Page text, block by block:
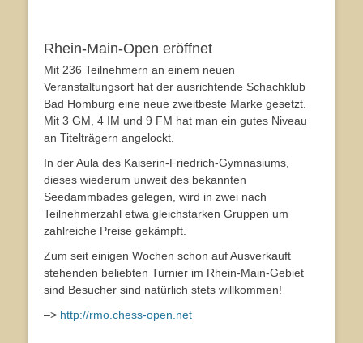
Rhein-Main-Open eröffnet
Mit 236 Teilnehmern an einem neuen
Veranstaltungsort hat der ausrichtende Schachklub
Bad Homburg eine neue zweitbeste Marke gesetzt.
Mit 3 GM, 4 IM und 9 FM hat man ein gutes Niveau
an Titelträgern angelockt.
In der Aula des Kaiserin-Friedrich-Gymnasiums,
dieses wiederum unweit des bekannten
Seedammbades gelegen, wird in zwei nach
Teilnehmerzahl etwa gleichstarken Gruppen um
zahlreiche Preise gekämpft.
Zum seit einigen Wochen schon auf Ausverkauft
stehenden beliebten Turnier im Rhein-Main-Gebiet
sind Besucher sind natürlich stets willkommen!
–> http://rmo.chess-open.net